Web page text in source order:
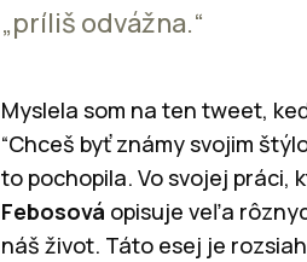
„príliš odvážna.“
Myslela som na ten tweet,
“Chceš byť známy svojim
to pochopila. Vo svojej
Febosová opisuje veľa
náš život. Táto esej je